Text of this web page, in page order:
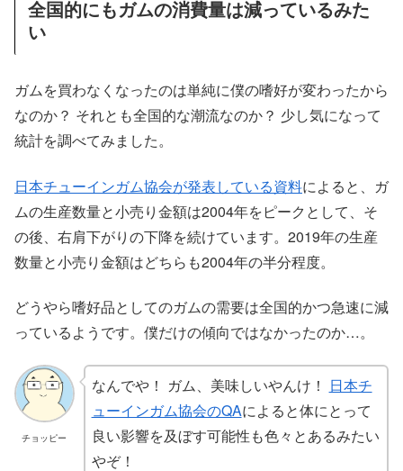
全国的にもガムの消費量は減っているみた
い
ガムを買わなくなったのは単純に僕の嗜好が変わったから
なのか？ それとも全国的な潮流なのか？ 少し気になって
統計を調べてみました。
日本チューインガム協会が発表している資料によると、ガ
ムの生産数量と小売り金額は2004年をピークとして、そ
の後、右肩下がりの下降を続けています。2019年の生産
数量と小売り金額はどちらも2004年の半分程度。
どうやら嗜好品としてのガムの需要は全国的かつ急速に減
っているようです。僕だけの傾向ではなかったのか…。
チョッピー
なんでや！ ガム、美味しいやんけ！ 日本チ
ューインガム協会のQAによると体にとって
良い影響を及ぼす可能性も色々とあるみたい
やぞ！